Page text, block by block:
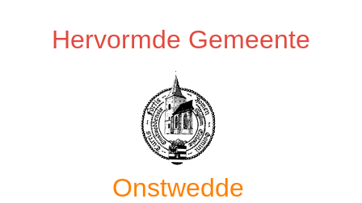
Hervormde Gemeente
Onstwedde